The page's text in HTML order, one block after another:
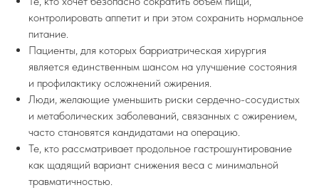
контролировать аппетит и при этом сохранить нормальное
питание.
Пациенты, для которых барриатрическая хирургия
является единственным шансом на улучшение состояния
и профилактику осложнений ожирения.
Люди, желающие уменьшить риски сердечно-сосудистых
и метаболических заболеваний, связанных с ожирением,
часто становятся кандидатами на операцию.
Те, кто рассматривает продольное гастрошунтирование
как щадящий вариант снижения веса с минимальной
травматичностью.